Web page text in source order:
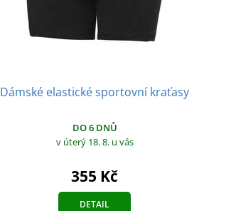
Dámské elastické sportovní kraťasy
DO 6 DNŮ
v úterý 18. 8. u vás
355 Kč
DETAIL